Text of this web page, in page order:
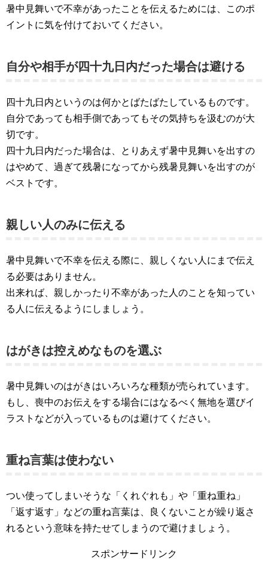
暑中見舞いで不幸があったことを伝えるためには、このポ
イントに気を付けておいてください。
自分や相手が四十九日内だった場合は避ける
四十九日内というのは何かとばたばたしているものです。
自分であっても相手側であってもその気持ちを汲むのが大
切です。
四十九日内だった場合は、とりあえず暑中見舞いを出すの
はやめて、過ぎて残暑になってから残暑見舞いを出すのが
ベストです。
親しい人のみに伝える
暑中見舞いで不幸を伝える際に、親しくない人にまで伝え
る必要はありません。
出来れば、親しかったり不幸があった人のことを知ってい
る人に伝えるようにしましょう。
はがきは控えめなものを選ぶ
暑中見舞いのはがきはいろいろな種類が売られています。
もし、喪中のお伝えをする場合にはなるべく無地を選びイ
ラストなどが入っているものは避けてください。
重ね言葉は使わない
つい使ってしまいそうな「くれぐれも」や「重ね重ね」
「返す返す」などの重ね言葉は、良くないことが繰り返さ
れるという意味を持たせてしまうので避けましょう。
スポンサードリンク